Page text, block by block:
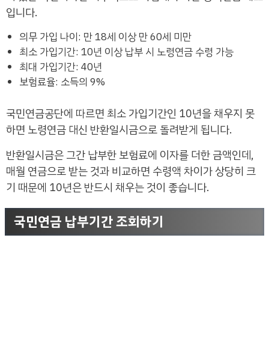
입니다.
의무 가입 나이: 만 18세 이상 만 60세 미만
최소 가입기간: 10년 이상 납부 시 노령연금 수령 가능
최대 가입기간: 40년
보험료율: 소득의 9%
국민연금공단에 따르면 최소 가입기간인 10년을 채우지 못
하면 노령연금 대신 반환일시금으로 돌려받게 됩니다.
반환일시금은 그간 납부한 보험료에 이자를 더한 금액인데,
매월 연금으로 받는 것과 비교하면 수령액 차이가 상당히 크
기 때문에 10년은 반드시 채우는 것이 좋습니다.
국민연금 납부기간 조회하기